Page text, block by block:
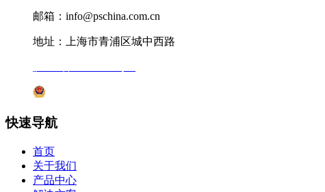
邮箱：info@pschina.com.cn
地址：上海市青浦区城中西路
快速导航
首页
关于我们
产品中心